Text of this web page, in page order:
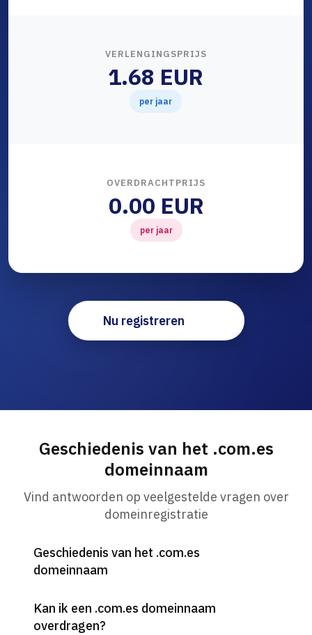
VERLENGINGSPRIJS
1.68 EUR
per jaar
OVERDRACHTPRIJS
0.00 EUR
per jaar
Nu registreren
Geschiedenis van het .com.es
domeinnaam
Vind antwoorden op veelgestelde vragen over
domeinregistratie
Geschiedenis van het .com.es
domeinnaam
Kan ik een .com.es domeinnaam
overdragen?